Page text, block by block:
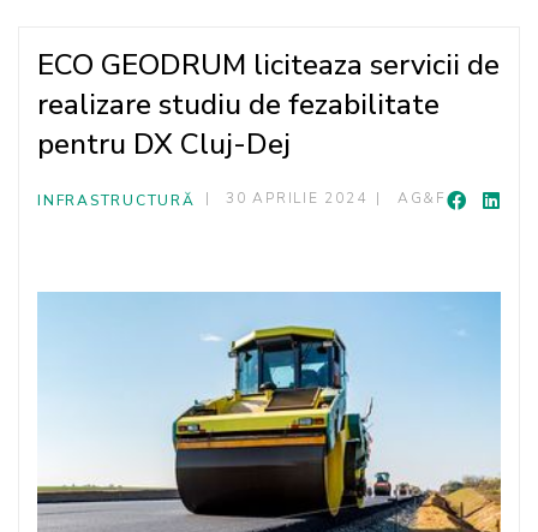
ECO GEODRUM liciteaza servicii de
realizare studiu de fezabilitate
pentru DX Cluj-Dej
INFRASTRUCTURĂ 30 APRILIE 2024 AG&F